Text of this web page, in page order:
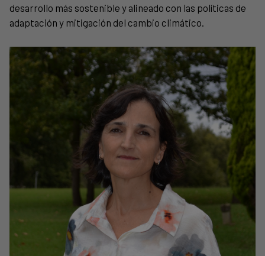
desarrollo más sostenible y alineado con las políticas de
adaptación y mitigación del cambio climático.